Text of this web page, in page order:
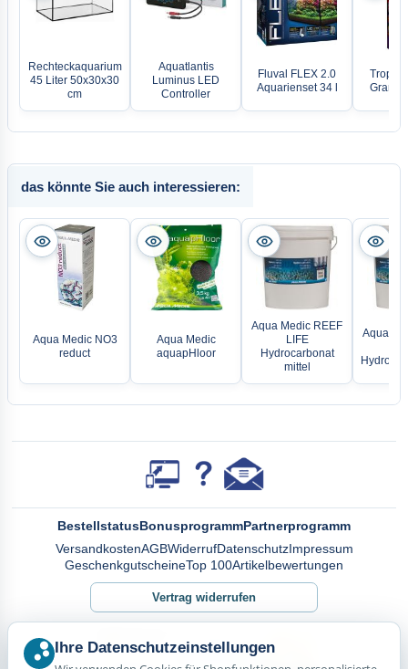
Rechteckaquarium
45 Liter 50x30x30
cm
Aquatlantis
Luminus LED
Controller
Fluval FLEX 2.0
Aquarienset 34 l
Gran
das könnte Sie auch interessieren:
Aqua Medic NO3
reduct
Aqua Medic
aquapHloor
Aqua Medic REEF
LIFE
Hydrocarbonat
mittel
Aqua
BestellstatusBonusprogrammPartnerprogramm
VersandkostenAGBWiderrufDatenschutzImpressum
GeschenkgutscheineTop 100Artikelbewertungen
Vertrag widerrufen
Ihre Datenschutzeinstellungen